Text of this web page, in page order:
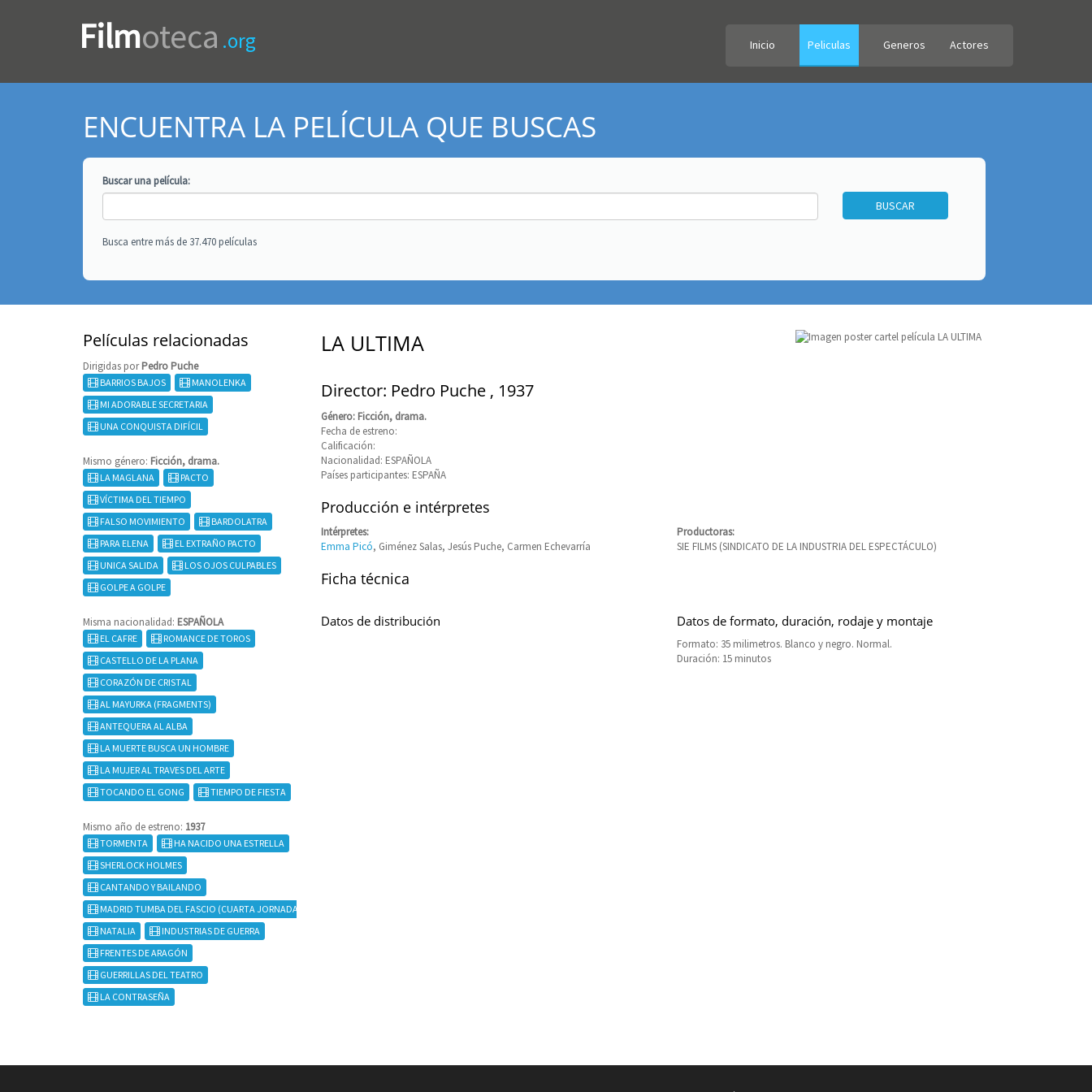
Filmoteca .org Inicio Peliculas Generos Actores
ENCUENTRA LA PELÍCULA QUE BUSCAS
Buscar unapelícula:
Busca entre más de 37.470 películas
Películas relacionadas
Dirigidas porPedro Puche
BARRIOS BAJOS
MANOLENKA
MI ADORABLE SECRETARIA
UNA CONQUISTA DIFÍCIL
Mismo género: Ficción, drama.
LA MAGLANA
PACTO
VÍCTIMA DEL TIEMPO
FALSO MOVIMIENTO
BARDOLATRA
PARA ELENA
EL EXTRAÑO PACTO
UNICA SALIDA
LOS OJOS CULPABLES
GOLPE A GOLPE
Misma nacionalidad: ESPAÑOLA
EL CAFRE
ROMANCE DE TOROS
CASTELLO DE LA PLANA
CORAZÓN DE CRISTAL
AL MAYURKA (FRAGMENTS)
ANTEQUERA AL ALBA
LA MUERTE BUSCA UN HOMBRE
LA MUJER AL TRAVES DEL ARTE
TOCANDO EL GONG
TIEMPO DE FIESTA
Mismo año de estreno: 1937
TORMENTA
HA NACIDO UNA ESTRELLA
SHERLOCK HOLMES
CANTANDO Y BAILANDO
MADRID TUMBA DEL FASCIO (CUARTA JORNADA - DOCUMENTAL Nº 8)
NATALIA
INDUSTRIAS DE GUERRA
FRENTES DE ARAGÓN
GUERRILLAS DEL TEATRO
LA CONTRASEÑA
LA ULTIMA
Director: Pedro Puche , 1937
Género: Ficción, drama.
Fecha de estreno:
Calificación:
Nacionalidad: ESPAÑOLA
Países participantes: ESPAÑA
Producción e intérpretes
Intérpretes:
Emma Picó, Giménez Salas, Jesús Puche, Carmen Echevarría
Productoras:
SIE FILMS (SINDICATO DE LA INDUSTRIA DEL ESPECTÁCULO)
Ficha técnica
Datos de distribución Datos de formato, duración, rodaje y montaje
Formato: 35 milimetros. Blanco y negro. Normal.
Duración: 15 minutos